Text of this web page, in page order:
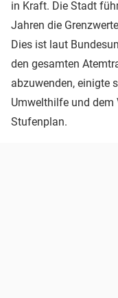
in Kraft. Die Stadt
Jahren die
Dies ist laut
den gesamten
abzuwenden, einigte
Umwelthilfe und dem
Stufenplan.